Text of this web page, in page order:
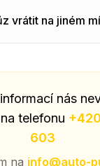
vrátit na jiném
nás
telefonu
603
na info@auto-